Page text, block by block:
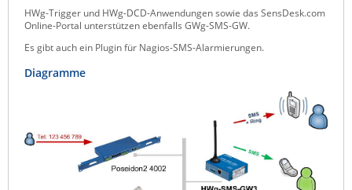
Tactical Software
WATTECO
Westermo
HWg-Trigger und HWg-DCD-Anwendungen sowie das SensDesk.com
Online-Portal unterstützen ebenfalls GWg-SMS-GW.
Es gibt auch ein Plugin für Nagios-SMS-Alarmierungen.
Diagramme